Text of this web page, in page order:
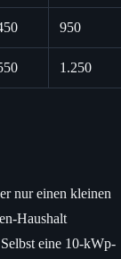
950
1.250
nur einen kleinen
Haushalt
eine 10-kWp-